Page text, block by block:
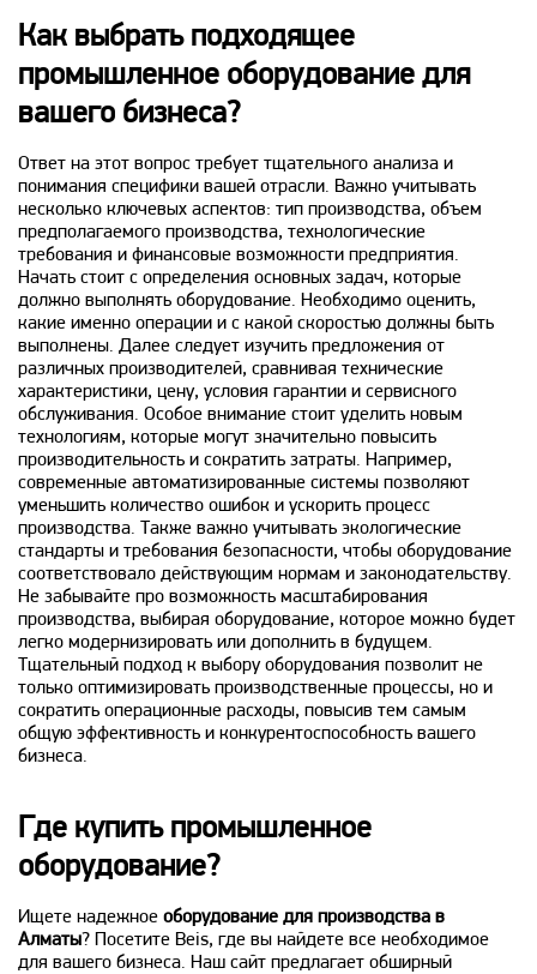
Как выбрать подходящее
промышленное оборудование для
вашего бизнеса?
Ответ на этот вопрос требует тщательного анализа и
понимания специфики вашей отрасли. Важно учитывать
несколько ключевых аспектов: тип производства, объем
предполагаемого производства, технологические
требования и финансовые возможности предприятия.
Начать стоит с определения основных задач, которые
должно выполнять оборудование. Необходимо оценить,
какие именно операции и с какой скоростью должны быть
выполнены. Далее следует изучить предложения от
различных производителей, сравнивая технические
характеристики, цену, условия гарантии и сервисного
обслуживания. Особое внимание стоит уделить новым
технологиям, которые могут значительно повысить
производительность и сократить затраты. Например,
современные автоматизированные системы позволяют
уменьшить количество ошибок и ускорить процесс
производства. Также важно учитывать экологические
стандарты и требования безопасности, чтобы оборудование
соответствовало действующим нормам и законодательству.
Не забывайте про возможность масштабирования
производства, выбирая оборудование, которое можно будет
легко модернизировать или дополнить в будущем.
Тщательный подход к выбору оборудования позволит не
только оптимизировать производственные процессы, но и
сократить операционные расходы, повысив тем самым
общую эффективность и конкурентоспособность вашего
бизнеса.
Где купить промышленное
оборудование?
Ищете надежное оборудование для производства в
Алматы? Посетите Beis, где вы найдете все необходимое
для вашего бизнеса. Наш сайт предлагает обширный